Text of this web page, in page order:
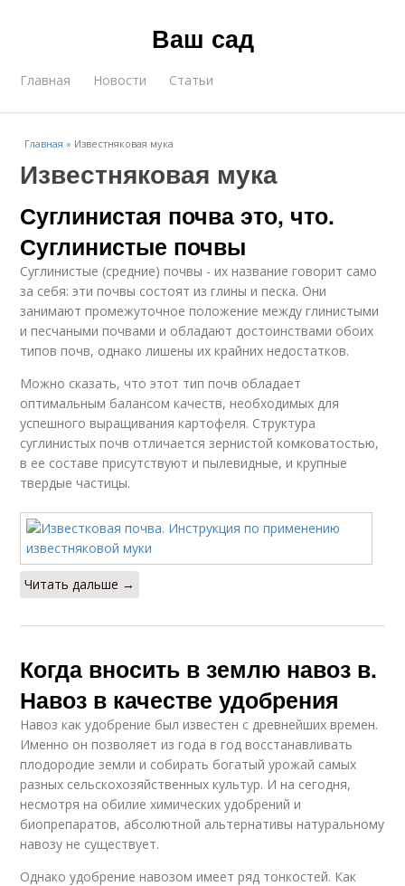
Ваш сад
Главная Новости Статьи
Главная » Известняковая мука
Известняковая мука
Суглинистая почва это, что.
Суглинистые почвы
Суглинистые (средние) почвы - их название говорит само
за себя: эти почвы состоят из глины и песка. Они
занимают промежуточное положение между глинистыми
и песчаными почвами и обладают достоинствами обоих
типов почв, однако лишены их крайних недостатков.
Можно сказать, что этот тип почв обладает
оптимальным балансом качеств, необходимых для
успешного выращивания картофеля. Структура
суглинистых почв отличается зернистой комковатостью,
в ее составе присутствуют и пылевидные, и крупные
твердые частицы.
Читать дальше →
Когда вносить в землю навоз в.
Навоз в качестве удобрения
Навоз как удобрение был известен с древнейших времен.
Именно он позволяет из года в год восстанавливать
плодородие земли и собирать богатый урожай самых
разных сельскохозяйственных культур. И на сегодня,
несмотря на обилие химических удобрений и
биопрепаратов, абсолютной альтернативы натуральному
навозу не существует.
Однако удобрение навозом имеет ряд тонкостей. Как